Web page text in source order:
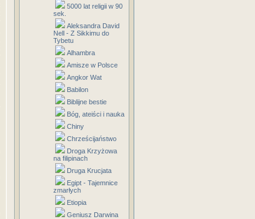
5000 lat religii w 90
sek.
Aleksandra David
Nell - Z Sikkimu do
Tybetu
Alhambra
Amisze w Polsce
Angkor Wat
Babilon
Biblijne bestie
Bóg, ateiści i nauka
Chiny
Chrześcijaństwo
Droga Krzyżowa
na filipinach
Druga Krucjata
Egipt - Tajemnice
zmarłych
Etiopia
Geniusz Darwina